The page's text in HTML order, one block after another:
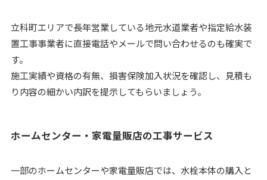
立科町エリアで長年営業している地元水道業者や指定給水装
置工事事業者に直接電話やメールで問い合わせるのも確実で
す。
施工実績や資格の有無、損害保険加入状況を確認し、見積も
り内容の細かい内訳を提示してもらいましょう。
ホームセンター・家電量販店の工事サービス
一部のホームセンターや家電量販店では、水栓本体の購入と